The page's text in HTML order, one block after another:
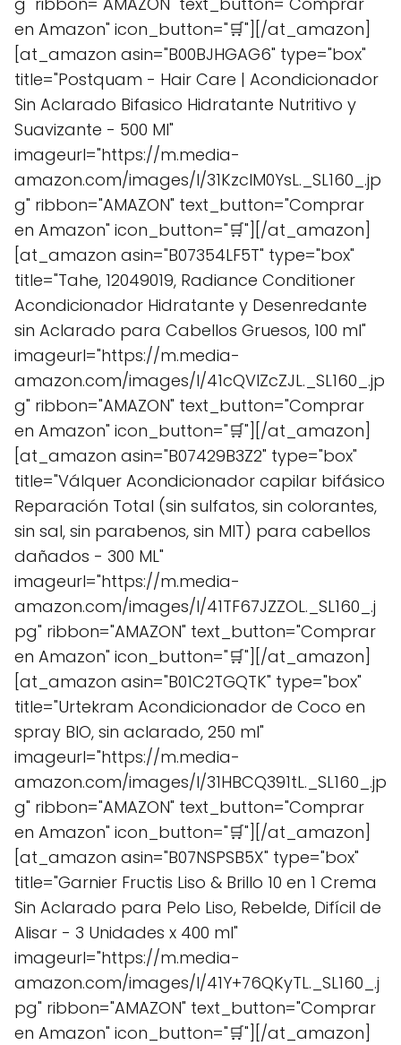
en Amazon" icon_button="🛒"][/at_amazon]
[at_amazon asin="B00BJHGAG6" type="box"
title="Postquam - Hair Care | Acondicionador
Sin Aclarado Bifasico Hidratante Nutritivo y
Suavizante - 500 Ml"
imageurl="https://m.media-
amazon.com/images/I/31KzclM0YsL._SL160_.jp
g" ribbon="AMAZON" text_button="Comprar
en Amazon" icon_button="🛒"][/at_amazon]
[at_amazon asin="B07354LF5T" type="box"
title="Tahe, 12049019, Radiance Conditioner
Acondicionador Hidratante y Desenredante
sin Aclarado para Cabellos Gruesos, 100 ml"
imageurl="https://m.media-
amazon.com/images/I/41cQVIZcZJL._SL160_.jp
g" ribbon="AMAZON" text_button="Comprar
en Amazon" icon_button="🛒"][/at_amazon]
[at_amazon asin="B07429B3Z2" type="box"
title="Válquer Acondicionador capilar bifásico
Reparación Total (sin sulfatos, sin colorantes,
sin sal, sin parabenos, sin MIT) para cabellos
dañados - 300 ML"
imageurl="https://m.media-
amazon.com/images/I/41TF67JZZOL._SL160_.j
pg" ribbon="AMAZON" text_button="Comprar
en Amazon" icon_button="🛒"][/at_amazon]
[at_amazon asin="B01C2TGQTK" type="box"
title="Urtekram Acondicionador de Coco en
spray BIO, sin aclarado, 250 ml"
imageurl="https://m.media-
amazon.com/images/I/31HBCQ391tL._SL160_.jp
g" ribbon="AMAZON" text_button="Comprar
en Amazon" icon_button="🛒"][/at_amazon]
[at_amazon asin="B07NSPSB5X" type="box"
title="Garnier Fructis Liso & Brillo 10 en 1 Crema
Sin Aclarado para Pelo Liso, Rebelde, Difícil de
Alisar - 3 Unidades x 400 ml"
imageurl="https://m.media-
amazon.com/images/I/41Y+76QKyTL._SL160_.j
pg" ribbon="AMAZON" text_button="Comprar
en Amazon" icon_button="🛒"][/at_amazon]